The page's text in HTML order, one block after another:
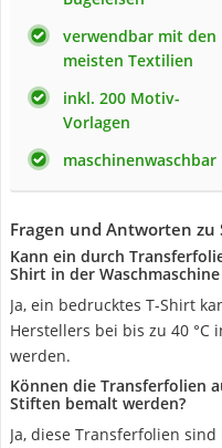
verwendbar mit den
meisten Textilien
inkl. 200 Motiv-
Vorlagen
maschinenwaschbar
Fragen und Antworten
Kann ein durch
Shirt in der
Ja, ein bedrucktes T-Shirt
Herstellers bei bis zu 40 °C
werden.
Können die Transferfolien
Stiften bemalt werden?
Ja, diese Transferfolien